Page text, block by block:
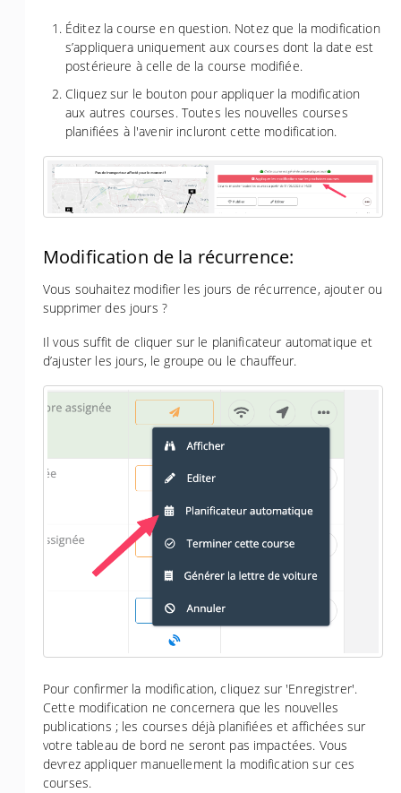
Éditez la course en question. Notez que la modification
s’appliquera uniquement aux courses dont la date est
postérieure à celle de la course modifiée.
Cliquez sur le bouton pour appliquer la modification
aux autres courses. Toutes les nouvelles courses
planifiées à l'avenir incluront cette modification.
Modification de la récurrence:
Vous souhaitez modifier les jours de récurrence, ajouter ou
supprimer des jours ?
Il vous suffit de cliquer sur le planificateur automatique et
d’ajuster les jours, le groupe ou le chauffeur.
Pour confirmer la modification, cliquez sur 'Enregistrer'.
Cette modification ne concernera que les nouvelles
publications ; les courses déjà planifiées et affichées sur
votre tableau de bord ne seront pas impactées. Vous
devrez appliquer manuellement la modification sur ces
courses.